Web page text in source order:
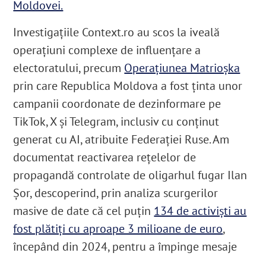
Moldovei.
Investigațiile Context.ro au scos la iveală
operațiuni complexe de influențare a
electoratului, precum Operațiunea Matrioșka
prin care Republica Moldova a fost ținta unor
campanii coordonate de dezinformare pe
TikTok, X și Telegram, inclusiv cu conținut
generat cu AI, atribuite Federației Ruse. Am
documentat reactivarea rețelelor de
propagandă controlate de oligarhul fugar Ilan
Șor, descoperind, prin analiza scurgerilor
masive de date că cel puțin 134 de activiști au
fost plătiți cu aproape 3 milioane de euro,
începând din 2024, pentru a împinge mesaje